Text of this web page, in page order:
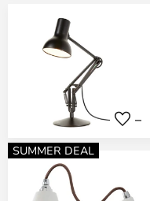
SUMMER DEAL